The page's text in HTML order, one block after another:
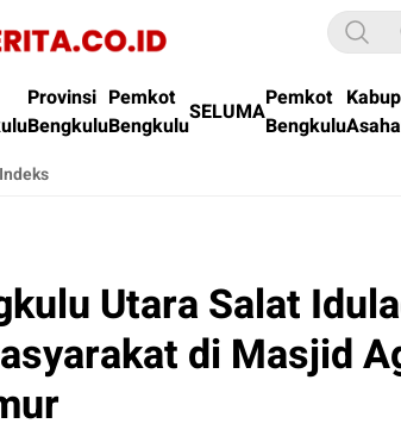
Provinsi
Bengkulu
Pemkot
BengkuluSELUMAPemkot
Bengkulu
Indeks
Utara Salat
di Masjid